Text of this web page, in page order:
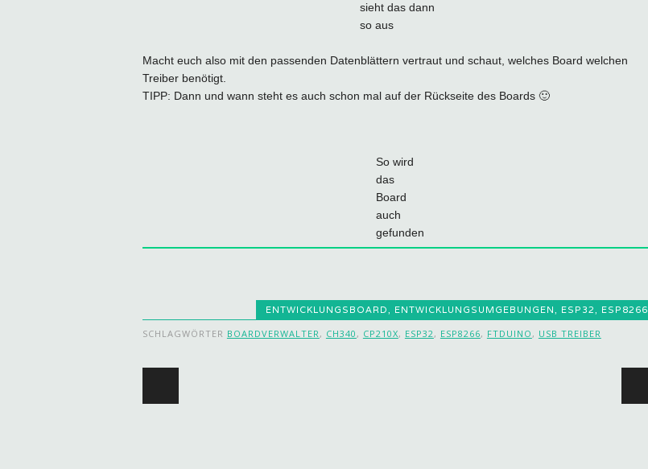
sieht das dann
so aus
Macht euch also mit den passenden Datenblättern vertraut und schaut, welches Board welchen
Treiber benötigt.
TIPP: Dann und wann steht es auch schon mal auf der Rückseite des Boards 🙂
So wird
das
Board
auch
gefunden
ENTWICKLUNGSBOARD, ENTWICKLUNGSUMGEBUNGEN, ESP32, ESP8266
SCHLAGWÖRTER BOARDVERWALTER, CH340 , CP210X, ESP32, ESP8266, FTDUINO , USB TREIBER